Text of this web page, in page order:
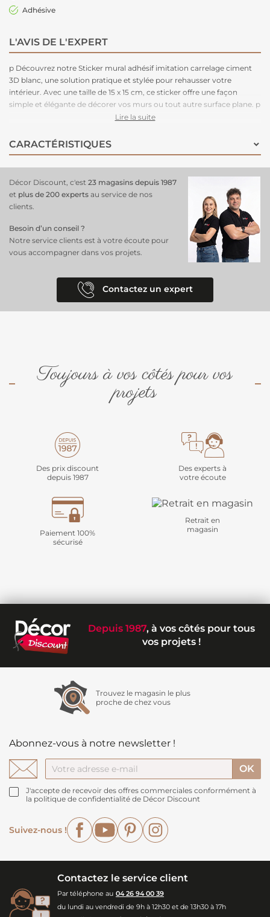
Adhésive
L'AVIS DE L'EXPERT
p Découvrez notre Sticker mural adhésif imitation carrelage ciment
3D blanc, une solution pratique et stylée pour rehausser votre
intérieur. Avec une taille de 15 x 15 cm, ce sticker offre une façon
simple et élégante de décorer vos murs ou tout autre surface plane. p
p Le motif effet relief 3D donne une profondeur saisissante à votre
son adhésif de qualité, l'application est rapide et assure une tenue
durable.
Lire la suite
CARACTÉRISTIQUES
Décor Discount, c'est 23 magasins depuis 1987
et plus de 200 experts au service de nos
clients.
Besoin d’un conseil ?
Notre service clients est à votre écoute pour
vous accompagner dans vos projets.
Contactez un expert
Toujours à vos côtés pour vos
projets
Des prix discount
depuis 1987
Des experts à
votre écoute
Paiement 100%
sécurisé
Retrait en
magasin
Depuis 1987, à vos côtés pour tous
vos projets !
Trouvez le magasin le plus
proche de chez vous
Abonnez-vous à notre newsletter !
J'accepte de recevoir des offres commerciales conformément à
la politique de confidentialité de Décor Discount
Suivez-nous !
FacebookYouTubePinterest
Contactez le service client
Par téléphone au 04 26 94 00 39
du lundi au vendredi de 9h à 12h30 et de 13h30 à 17h